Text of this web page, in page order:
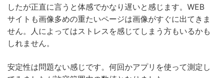
したが正直に言うと体感でかなり遅いと感じます。WEB
サイトも画像多めの重たいページは画像がすぐに出てきま
せん。人によってはストレスを感じてしまう方もいるかも
しれません。
安定性は問題ない感じです。何回かアプリを使って測定し